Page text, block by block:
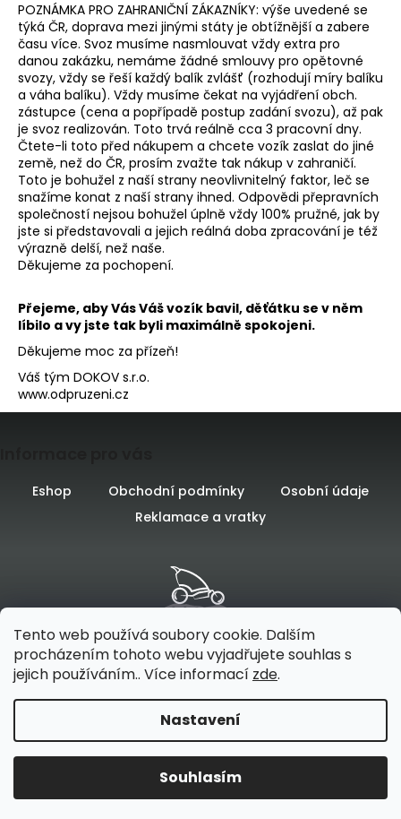
Tento web používá soubory cookie. Dalším
procházením tohoto webu vyjadřujete souhlas s
jejich používáním.. Více informací zde.
Nastavení
Souhlasím
POZNÁMKA PRO ZAHRANIČNÍ ZÁKAZNÍKY: výše uvedené se
týká ČR, doprava mezi jinými státy je obtížnější a zabere
času více. Svoz musíme nasmlouvat vždy extra pro
danou zakázku, nemáme žádné smlouvy pro opětovné
svozy, vždy se řeší každý balík zvlášť (rozhodují míry balíku
a váha balíku). Vždy musíme čekat na vyjádření obch.
zástupce (cena a popřípadě postup zadání svozu), až pak
je svoz realizován. Toto trvá reálně cca 3 pracovní dny.
Čtete-li toto před nákupem a chcete vozík zaslat do jiné
země, než do ČR, prosím zvažte tak nákup v zahraničí.
Toto je bohužel z naší strany neovlivnitelný faktor, leč se
snažíme konat z naší strany ihned. Odpovědi přepravních
společností nejsou bohužel úplně vždy 100% pružné, jak by
jste si představovali a jejich reálná doba zpracování je též
výrazně delší, než naše.
Děkujeme za pochopení.
Přejeme, aby Vás Váš vozík bavil, děťátku se v něm
líbilo a vy jste tak byli maximálně spokojeni.
Děkujeme moc za přízeň!
Váš tým DOKOV s.r.o.
www.odpruzeni.cz
Eshop Obchodní podmínky
Osobní údaje
Reklamace a vratky
Vytvořilo na platformě
Odpružení - specialista na přepravu
dětí a psů. Všechna práva vyhrazena.